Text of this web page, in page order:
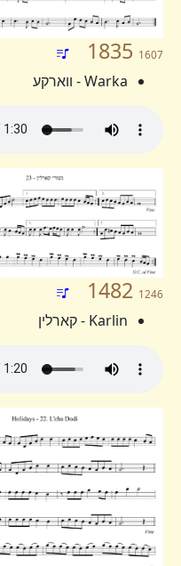
1835 1607
Warka - ווארקע
1482 1246
Karlin - קארלין